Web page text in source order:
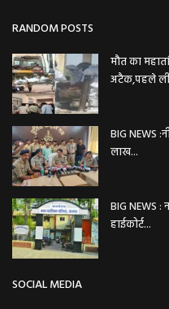
RANDOM POSTS
मौत का
अटैक,पहले
BIG NEWS
लाख...
BIG NEWS :
हाईकोर्ट...
SOCIAL MEDIA